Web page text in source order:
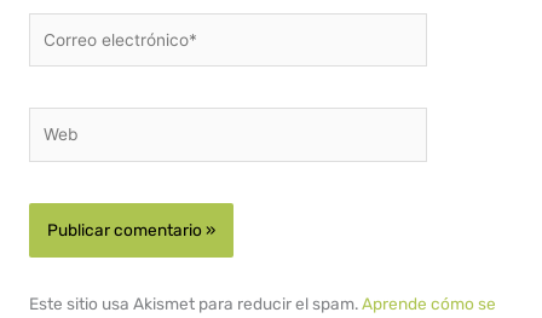
electrónico*
Este sitio usa Akismet para reducir el spam.Aprende cómo se